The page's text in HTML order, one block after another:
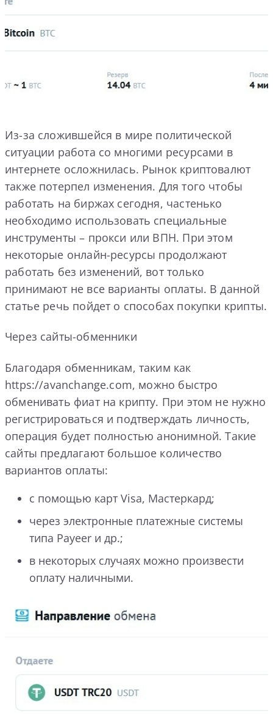
Из-за сложившейся в мире политической
ситуации работа со многими ресурсами в
интернете осложнилась. Рынок криптовалют
также потерпел изменения. Для того чтобы
работать на биржах сегодня, частенько
необходимо использовать специальные
инструменты – прокси или ВПН. При этом
некоторые онлайн-ресурсы продолжают
работать без изменений, вот только
принимают не все варианты оплаты. В данной
статье речь пойдет о способах покупки крипты.
Через сайты-обменники
Благодаря обменникам, таким как
https://avanchange.com, можно быстро
обменивать фиат на крипту. При этом не нужно
регистрироваться и подтверждать личность,
операция будет полностью анонимной. Такие
сайты предлагают большое количество
вариантов оплаты:
с помощью карт Visa, Мастеркард;
через электронные платежные системы
типа Payeer и др.;
в некоторых случаях можно произвести
оплату наличными.